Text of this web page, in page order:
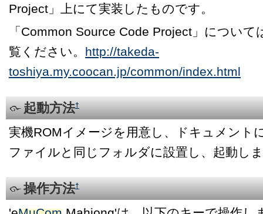
Project」上にて実装したものです。
「Common Source Code Project」について
覧ください。 http://takeda-
toshiya.my.coocan.jp/common/index.html
起動方法†
実機ROMイメージを用意し、ドキュメント
ファイルと同じフォルダに設置し、起動し
操作方法†